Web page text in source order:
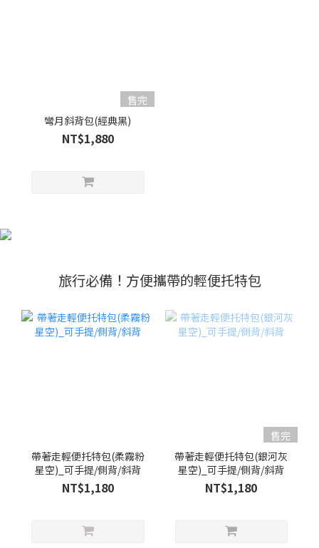
售完
彎月斜背包(經典黑)
NT$1,880
旅行必備！方便攜帶的輕便托特包
帶著走輕便托特包(柔霧粉
星空)_可手提/側背/斜背
NT$1,180
售完
帶著走輕便托特包(銀河灰
星空)_可手提/側背/斜背
NT$1,180